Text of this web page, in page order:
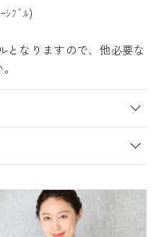
ｼﾌﾞﾙ)
となりますので、他必要な